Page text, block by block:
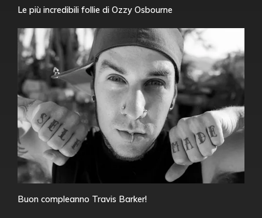
Le più incredibili follie di Ozzy Osbourne
Buon compleanno Travis Barker!